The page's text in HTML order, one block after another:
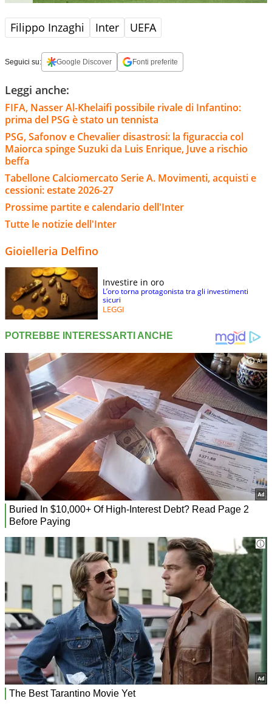
Filippo Inzaghi Inter UEFA
Seguici su: Google Discover Fonti preferite
Leggi anche:
FIFA, Nasser Al-Khelaifi possibile rivale di Infantino:
prima del PSG è stato un tennista
PSG, Safonov e Chevalier disastrosi: la figuraccia col
Maiorca spinge Suzuki da Luis Enrique, Juve a rischio
beffa
Tabellone Calciomercato Serie A. Movimenti, acquisti e
cessioni: estate 2026-27
Prossime partite e calendario dell'Inter
Tutte le notizie dell'Inter
Gioielleria Delfino
Investire in oro
L’oro torna protagonista tra gli investimenti
sicuri
LEGGI